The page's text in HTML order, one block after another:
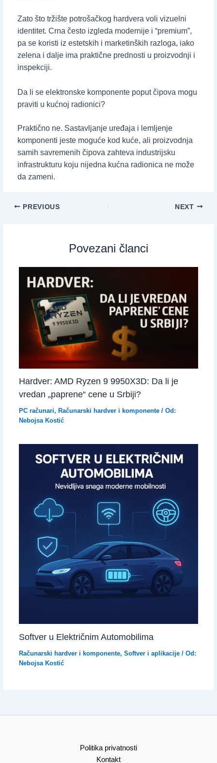
Zato što tržište potrošačkog hardvera voli vizuelni
identitet. Crna često izgleda modernije i “premium”,
pa se koristi iz estetskih i marketinških razloga, iako
zelena i dalje ima praktične prednosti u proizvodnji i
inspekciji.
Da li se elektronske komponente poput čipova mogu
praviti u kućnoj radionici?
Praktično ne. Sastavljanje uređaja i lemljenje
komponenti jeste moguće kod kuće, ali proizvodnja
samih savremenih čipova zahteva industrijsku
infrastrukturu koju nijedna kućna radionica ne može
da zameni.
PREVIOUS NEXT
Povezani članci
Hardver: AMD Ryzen 9 9950X3D: Da li je
vredan „paprene“ cene u Srbiji?
PC računari, Računarski hardver i komponente/ Od:
Nebojsa Kostić
Softver u Električnim Automobilima
Računarski hardver i komponente, Softver i aplikacije/ Od:
Nebojsa Kostić
Politika privatnosti
Kontakt